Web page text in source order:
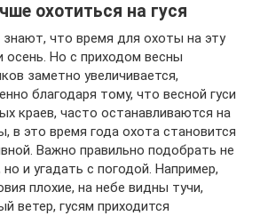
охотиться на гуся
что время для охоты на эту
осень. Но с приходом весны
заметно увеличивается,
благодаря тому, что весной гуси
краев, часто останавливаются на
в это время года охота становится
Важно правильно подобрать не
и угадать с погодой. Например,
плохие, на небе видны тучи,
ветер, гусям приходится